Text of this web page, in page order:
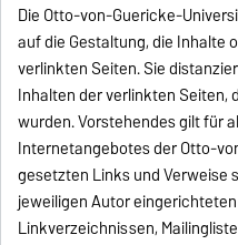
Die Otto-von-Guericke-
auf die Gestaltung, die Inhalte
verlinkten Seiten. Sie
Inhalten der verlinkten Seiten,
wurden. Vorstehendes gilt für
Internetangebotes der Otto-
gesetzten Links und Verweise
jeweiligen Autor
Linkverzeichnissen,